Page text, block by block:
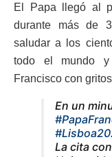
El Papa llegó al
durante más de
saludar a los
todo el mundo y
Francisco con
En un
La cita